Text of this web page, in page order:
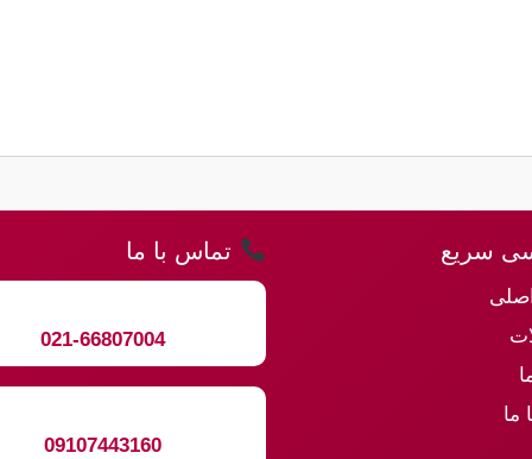
سریع
ما
تماس با ما
021-66807004
09107443160